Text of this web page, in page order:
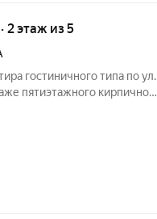
2 этаж из 5
гостиничного типа по ул.
пятиэтажного кирпичного
натяжной, санузел на 4